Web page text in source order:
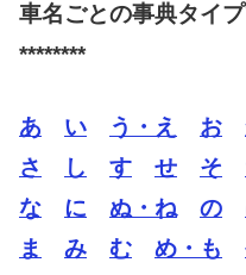
車名ごとの事典タイプ
********
あ い う・え お
さ
し す せ そ
な
に ぬ・ね の
ま
み む め・も